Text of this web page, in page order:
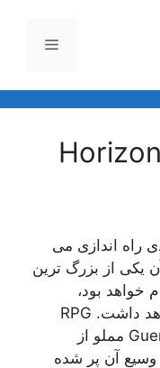
فهرست
راه اندازی می
یکی از بزرگ ترین
خواهد بود،
چیزهای دیگری نیز برای عرضه خواهد داشت. RPG
اکشن جهان باز بازی Guerrilla Games مملو از
آن پر شده